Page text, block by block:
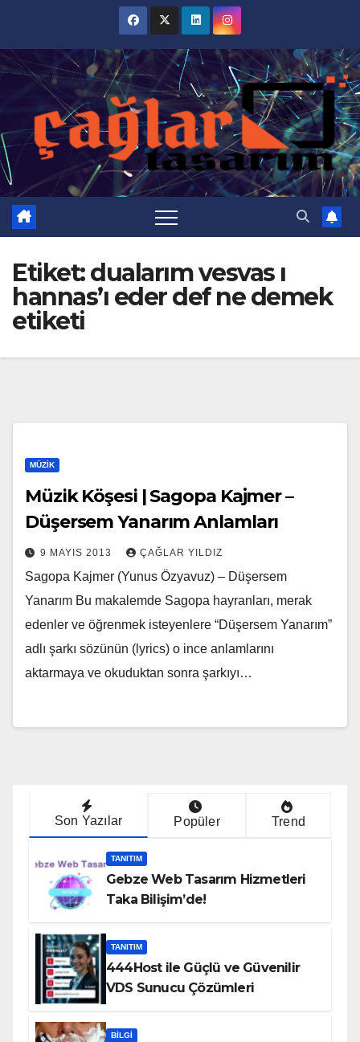
content
Etiket:dualarım vesvas ı
hannas’ı eder def ne demek
etiketi
MÜZIK
Müzik Köşesi | Sagopa Kajmer –
Düşersem Yanarım Anlamları
9 MAYIS 2013 ÇAĞLAR YILDIZ
Sagopa Kajmer (Yunus Özyavuz) – Düşersem
Yanarım Bu makalemde Sagopa hayranları, merak
edenler ve öğrenmek isteyenlere “Düşersem Yanarım”
adlı şarkı sözünün (lyrics) o ince anlamlarını
aktarmaya ve okuduktan sonra şarkıyı…
Son Yazılar Popüler Trend
TANITIM
Gebze Web Tasarım Hizmetleri
Taka Bilişim’de!
TANITIM
444Host ile Güçlü ve Güvenilir
VDS Sunucu Çözümleri
BILGI